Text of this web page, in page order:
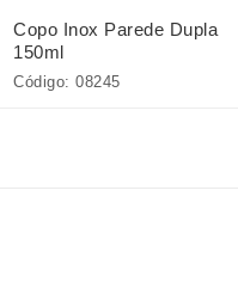
Copo Inox Parede Dupla
150ml
Código: 08245